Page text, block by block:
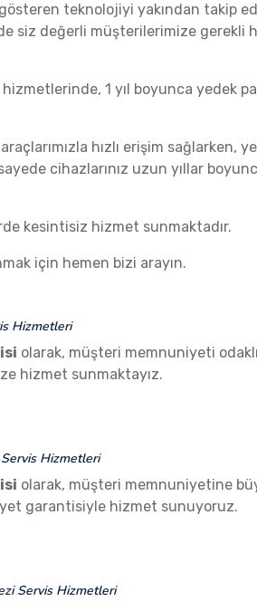
teknolojiyi yakından takip
siz değerli müşterilerimize gerekli
1 yıl boyunca yedek
hızlı erişim sağlarken,
cihazlarınız uzun yıllar
kesintisiz hizmet sunmaktadır.
için hemen bizi arayın.
Hizmetleri
olarak, müşteri memnuniyeti
hizmet sunmaktayız.
Hizmetleri
olarak, müşteri memnuniyetine
garantisiyle hizmet sunuyoruz.
Servis Hizmetleri